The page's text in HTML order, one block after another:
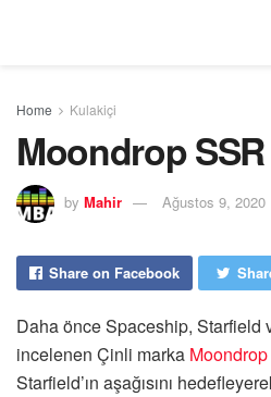
Home Kulakiçi
Moondrop
by Mahir Ağustos 9, 2020
Share on Facebook
Daha önce Spaceship, Starfield
incelenen Çinli marka Moondrop
Starfield’ın aşağısını